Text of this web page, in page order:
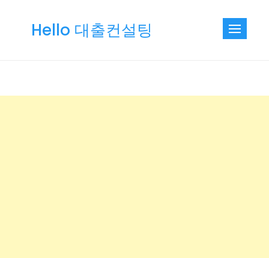
Hello 대출컨설팅